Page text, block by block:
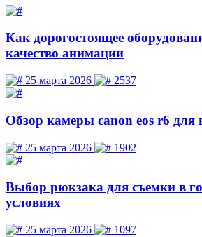
Как дорогостоящее
качество анимации
25 марта 2026 2537
Обзор камеры canon eos r6 для
25 марта 2026 1902
Выбор рюкзака для съемки в
условиях
25 марта 2026 1097